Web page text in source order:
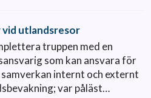
utlandsresor
truppen med en
som kan ansvara för
internt och externt
var påläst…